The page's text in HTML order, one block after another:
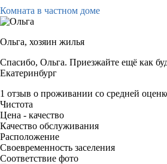
Комната в частном доме
Ольга, хозяин жилья
Спасибо, Ольга. Приезжайте ещё как
Екатеринбург
1 отзыв о проживании со средней
Чистота
Цена - качество
Качество обслуживания
Расположение
Своевременность заселения
Соответствие фото